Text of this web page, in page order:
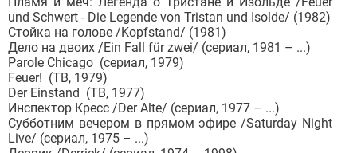
und Schwert - Die Legende von Tristan und Isolde/ (1982)
Стойка на голове /Kopfstand/ (1981)
Дело на двоих /Ein Fall für zwei/ (сериал, 1981 – ...)
Parole Chicago (сериал, 1979)
Feuer! (ТВ, 1979)
Der Einstand (ТВ, 1977)
Инспектор Кресс /Der Alte/ (сериал, 1977 – ...)
Субботним вечером в прямом эфире /Saturday Night
Live/ (сериал, 1975 – ...)